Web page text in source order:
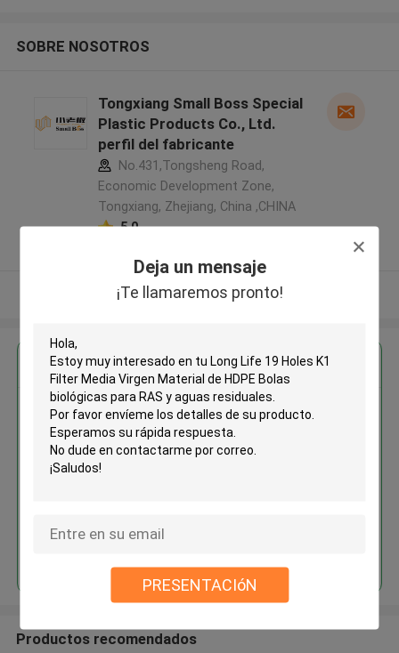
Deja un mensaje
¡Te llamaremos pronto!
PRESENTACIóN
SOBRE NOSOTROS
Tongxiang Small Boss Special
Plastic Products Co., Ltd.
perfil del fabricante
No.431,Tongsheng Road,
Economic Development Zone,
Tongxiang, Zhejiang, China ,CHINA
5.0
Vea más
Obtenga el mejor precio por
Long Life 19 Holes K1 Filter
Media Virgen Material de HDPE
Bolas biológicas para RAS y
Productos recomendados